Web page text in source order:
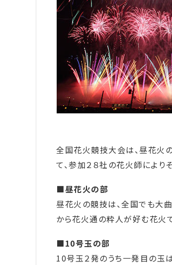
全国花火競技大会は、昼花火
て、参加２８社の花火師により
■昼花火の部
昼花火の競技は、全国でも大
から花火通の粋人が好む花火
■10号玉の部
10号玉２発のうち一発目の玉